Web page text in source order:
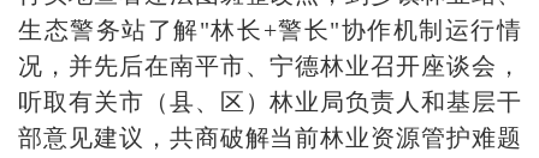
生态警务站了解"林长+警长"协作机制运行情
况，并先后在南平市、宁德林业召开座谈会，
听取有关市（县、区）林业局负责人和基层干
部意见建议，共商破解当前林业资源管护难题